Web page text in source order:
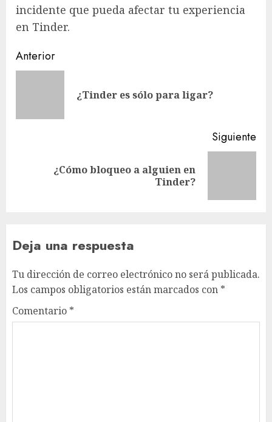
incidente que pueda afectar tu experiencia
en Tinder.
Navegación
de
entradas
Anterior
¿Tinder es sólo para ligar?
Siguiente
Siguiente¿Cómo bloqueo a alguien en
Tinder?
Deja una respuesta
Tu dirección de correo electrónico no será publicada.
Los campos obligatorios están marcados con *
Comentario *